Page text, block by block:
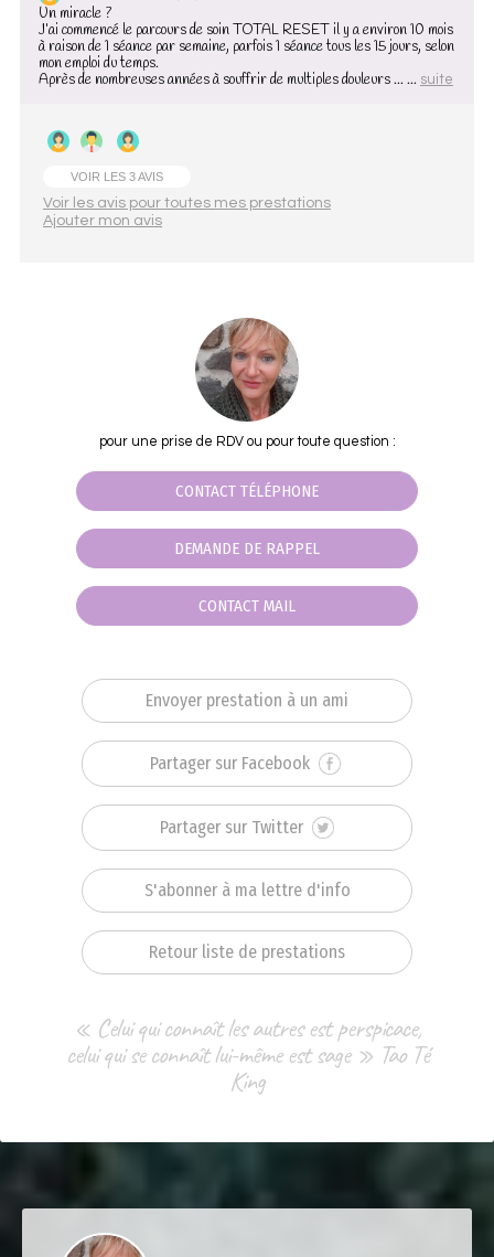
Un miracle ?
J’ai commencé le parcours de soin TOTAL RESET il y a environ 10 mois
à raison de 1 séance par semaine, parfois 1 séance tous les 15 jours, selon
mon emploi du temps.
Après de nombreuses années à souffrir de multiples douleurs ... ... suite
VOIR LES 3 AVIS
Voir les avis pour toutes mes prestations
Ajouter mon avis
pour une prise de RDV ou pour toute question :
CONTACT TÉLÉPHONE
DEMANDE DE RAPPEL
CONTACT MAIL
Envoyer prestation à un ami
Partager sur Facebook
Partager sur Twitter
S'abonner à ma lettre d'info
Retour liste de prestations
« Celui qui connaît les autres est perspicace,
celui qui se connaît lui-même est sage » Tao Té
King